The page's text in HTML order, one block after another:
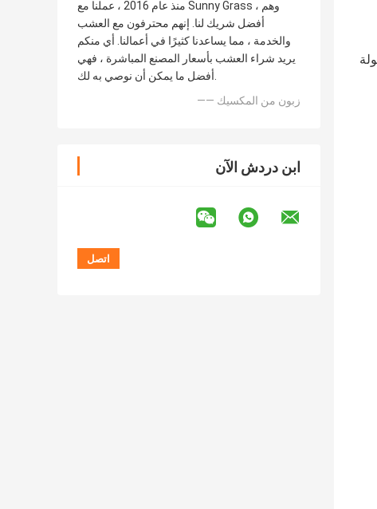
منذ عام 2016 ، عملنا مع Sunny Grass ، وهم
أفضل شريك لنا. إنهم محترفون مع العشب
والخدمة ، مما يساعدنا كثيرًا في أعمالنا. أي منكم
يريد شراء العشب بأسعار المصنع المباشرة ، فهي
أفضل ما يمكن أن نوصي به لك.
—— زبون من المكسيك
ابن دردش الآن